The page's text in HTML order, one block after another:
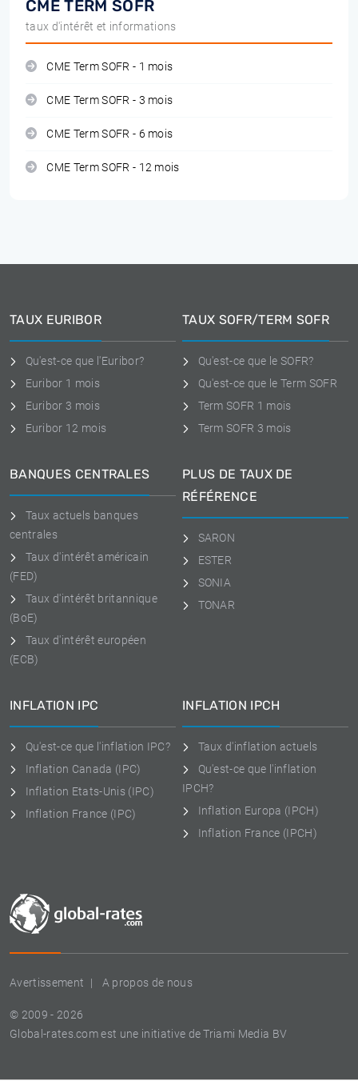
CME TERM SOFR
taux d'intérêt et informations
CME Term SOFR - 1 mois
CME Term SOFR - 3 mois
CME Term SOFR - 6 mois
CME Term SOFR - 12 mois
Avertissement A propos de nous
© 2009 - 2026
Global-rates.com est une initiative de Triami Media BV
TAUX EURIBOR
Qu'est-ce que l'Euribor?
Euribor 1 mois
Euribor 3 mois
Euribor 12 mois
TAUX SOFR/TERM SOFR
Qu'est-ce que le SOFR?
Qu'est-ce que le Term SOFR
Term SOFR 1 mois
Term SOFR 3 mois
BANQUES CENTRALES
Taux actuels banques
centrales
Taux d'intérêt américain
(FED)
Taux d'intérêt britannique
(BoE)
Taux d'intérêt européen
(ECB)
PLUS DE TAUX DE
RÉFÉRENCE
SARON
ESTER
SONIA
TONAR
INFLATION IPC
Qu'est-ce que l'inflation IPC?
Inflation Canada (IPC)
Inflation Etats-Unis (IPC)
Inflation France (IPC)
INFLATION IPCH
Taux d'inflation actuels
Qu'est-ce que l'inflation
IPCH?
Inflation Europa (IPCH)
Inflation France (IPCH)